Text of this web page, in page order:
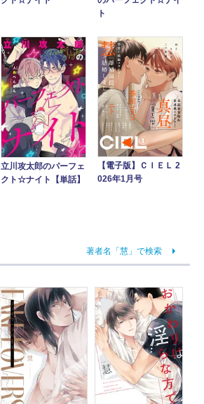
ト
立川攻太郎のパーフェ
クト☆ナイト【単話】
【電子版】ＣＩＥＬ 2
026年1月号
著者名「慧」で検索